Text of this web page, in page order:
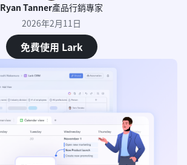
Ryan Tanner產品行銷專家
2026年2月11日
免費使用 Lark